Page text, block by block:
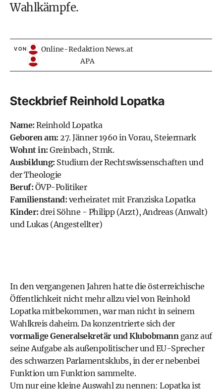
Wahlkämpfe.
VON
Online-Redaktion News.at
APA
Steckbrief Reinhold Lopatka
Name: Reinhold Lopatka
Geboren am: 27. Jänner 1960 in Vorau, Steiermark
Wohnt in: Greinbach, Stmk.
Ausbildung: Studium der Rechtswissenschaften und
der Theologie
Beruf: ÖVP-Politiker
Familienstand: verheiratet mit Franziska Lopatka
Kinder: drei Söhne - Philipp (Arzt), Andreas (Anwalt)
und Lukas (Angestellter)
In den vergangenen Jahren hatte die österreichische
Öffentlichkeit nicht mehr allzu viel von Reinhold
Lopatka mitbekommen, war man nicht in seinem
Wahlkreis daheim. Da konzentrierte sich der
vormalige Generalsekretär und Klubobmannganz auf
seine Aufgabe als außenpolitischer und EU-Sprecher
des schwarzen Parlamentsklubs, in der er nebenbei
Funktion um Funktion sammelte.
Um nur eine kleine Auswahl zu nennen: Lopatka ist